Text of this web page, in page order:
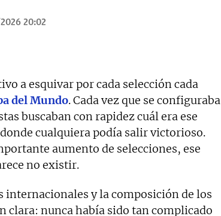
20:02
a esquivar por cada selección cada
del Mundo. Cada vez que se configuraba
buscaban con rapidez cuál era ese
cualquiera podía salir victorioso.
aumento de selecciones, ese
no existir.
internacionales y la composición de los
clara: nunca había sido tan complicado